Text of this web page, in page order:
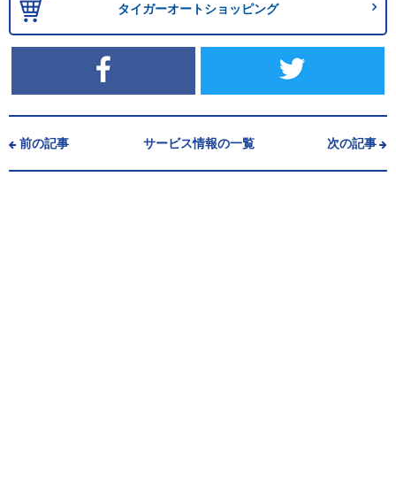
タイガーオートショッピング
前の記事 サービス情報の一覧 次の記事